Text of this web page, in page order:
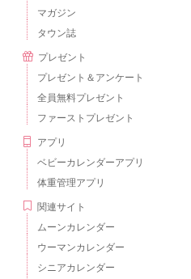
マガジン
タウン誌
プレゼント
プレゼント＆アンケート
全員無料プレゼント
ファーストプレゼント
アプリ
ベビーカレンダーアプリ
体重管理アプリ
関連サイト
ムーンカレンダー
ウーマンカレンダー
シニアカレンダー